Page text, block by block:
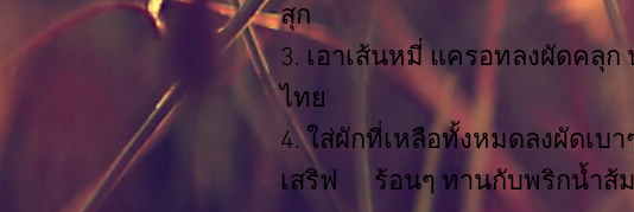
สุก
3. เอาเส้นหมี่ แครอทลงผัดคลุ
ไทย
4. ใส่ผักที่เหลือทั้งหมดลงผัดเบ
เสริฟ ร้อนๆ ทานกับพริกน้ำส้ม